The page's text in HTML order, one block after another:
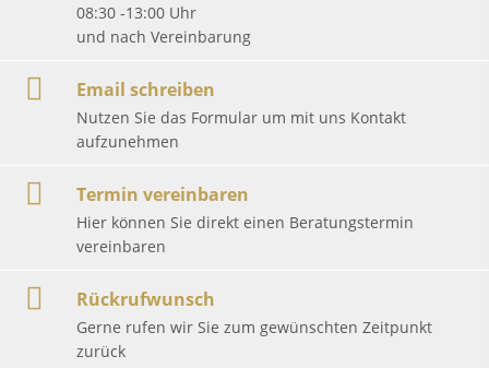
08:30 -13:00 Uhr
und nach Vereinbarung
Email schreiben
Nutzen Sie das Formular um mit uns Kontakt
aufzunehmen
Termin vereinbaren
Hier können Sie direkt einen Beratungstermin
vereinbaren
Rückrufwunsch
Gerne rufen wir Sie zum gewünschten Zeitpunkt
zurück